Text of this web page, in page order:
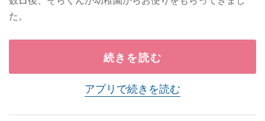
た。
続きを読む
アプリで続きを読む